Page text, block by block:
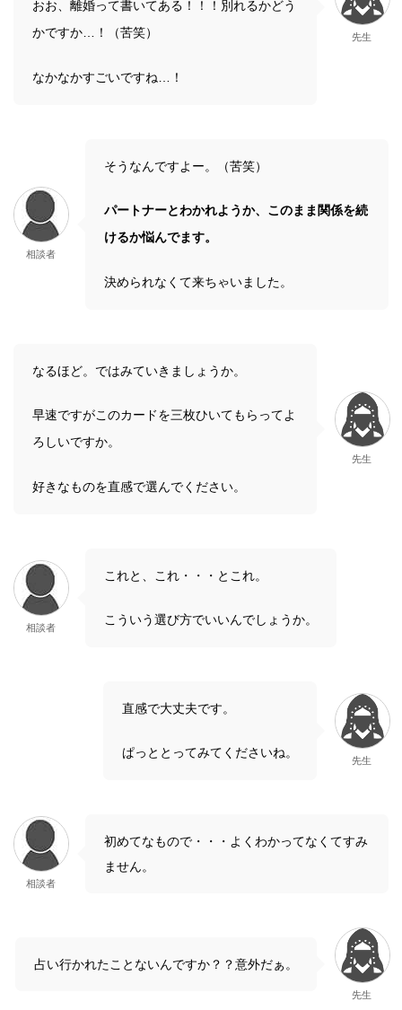
おお、離婚って書いてある！！！別れるかどう
かですか…！（苦笑）
なかなかすごいですね…！
先生
相談者
そうなんですよー。（苦笑）
パートナーとわかれようか、このまま関係を続
けるか悩んでます。
決められなくて来ちゃいました。
なるほど。ではみていきましょうか。
早速ですがこのカードを三枚ひいてもらってよ
ろしいですか。
好きなものを直感で選んでください。
先生
相談者
これと、これ・・・とこれ。
こういう選び方でいいんでしょうか。
直感で大丈夫です。
ぱっととってみてくださいね。
先生
相談者
初めてなもので・・・よくわかってなくてすみ
ません。
占い行かれたことないんですか？？意外だぁ。
先生